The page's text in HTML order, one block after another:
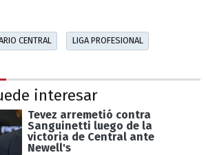
CENTRAL LIGA PROFESIONAL
interesar
Tevez arremetió contra
Sanguinetti luego de la
victoria de Central ante
Newell's